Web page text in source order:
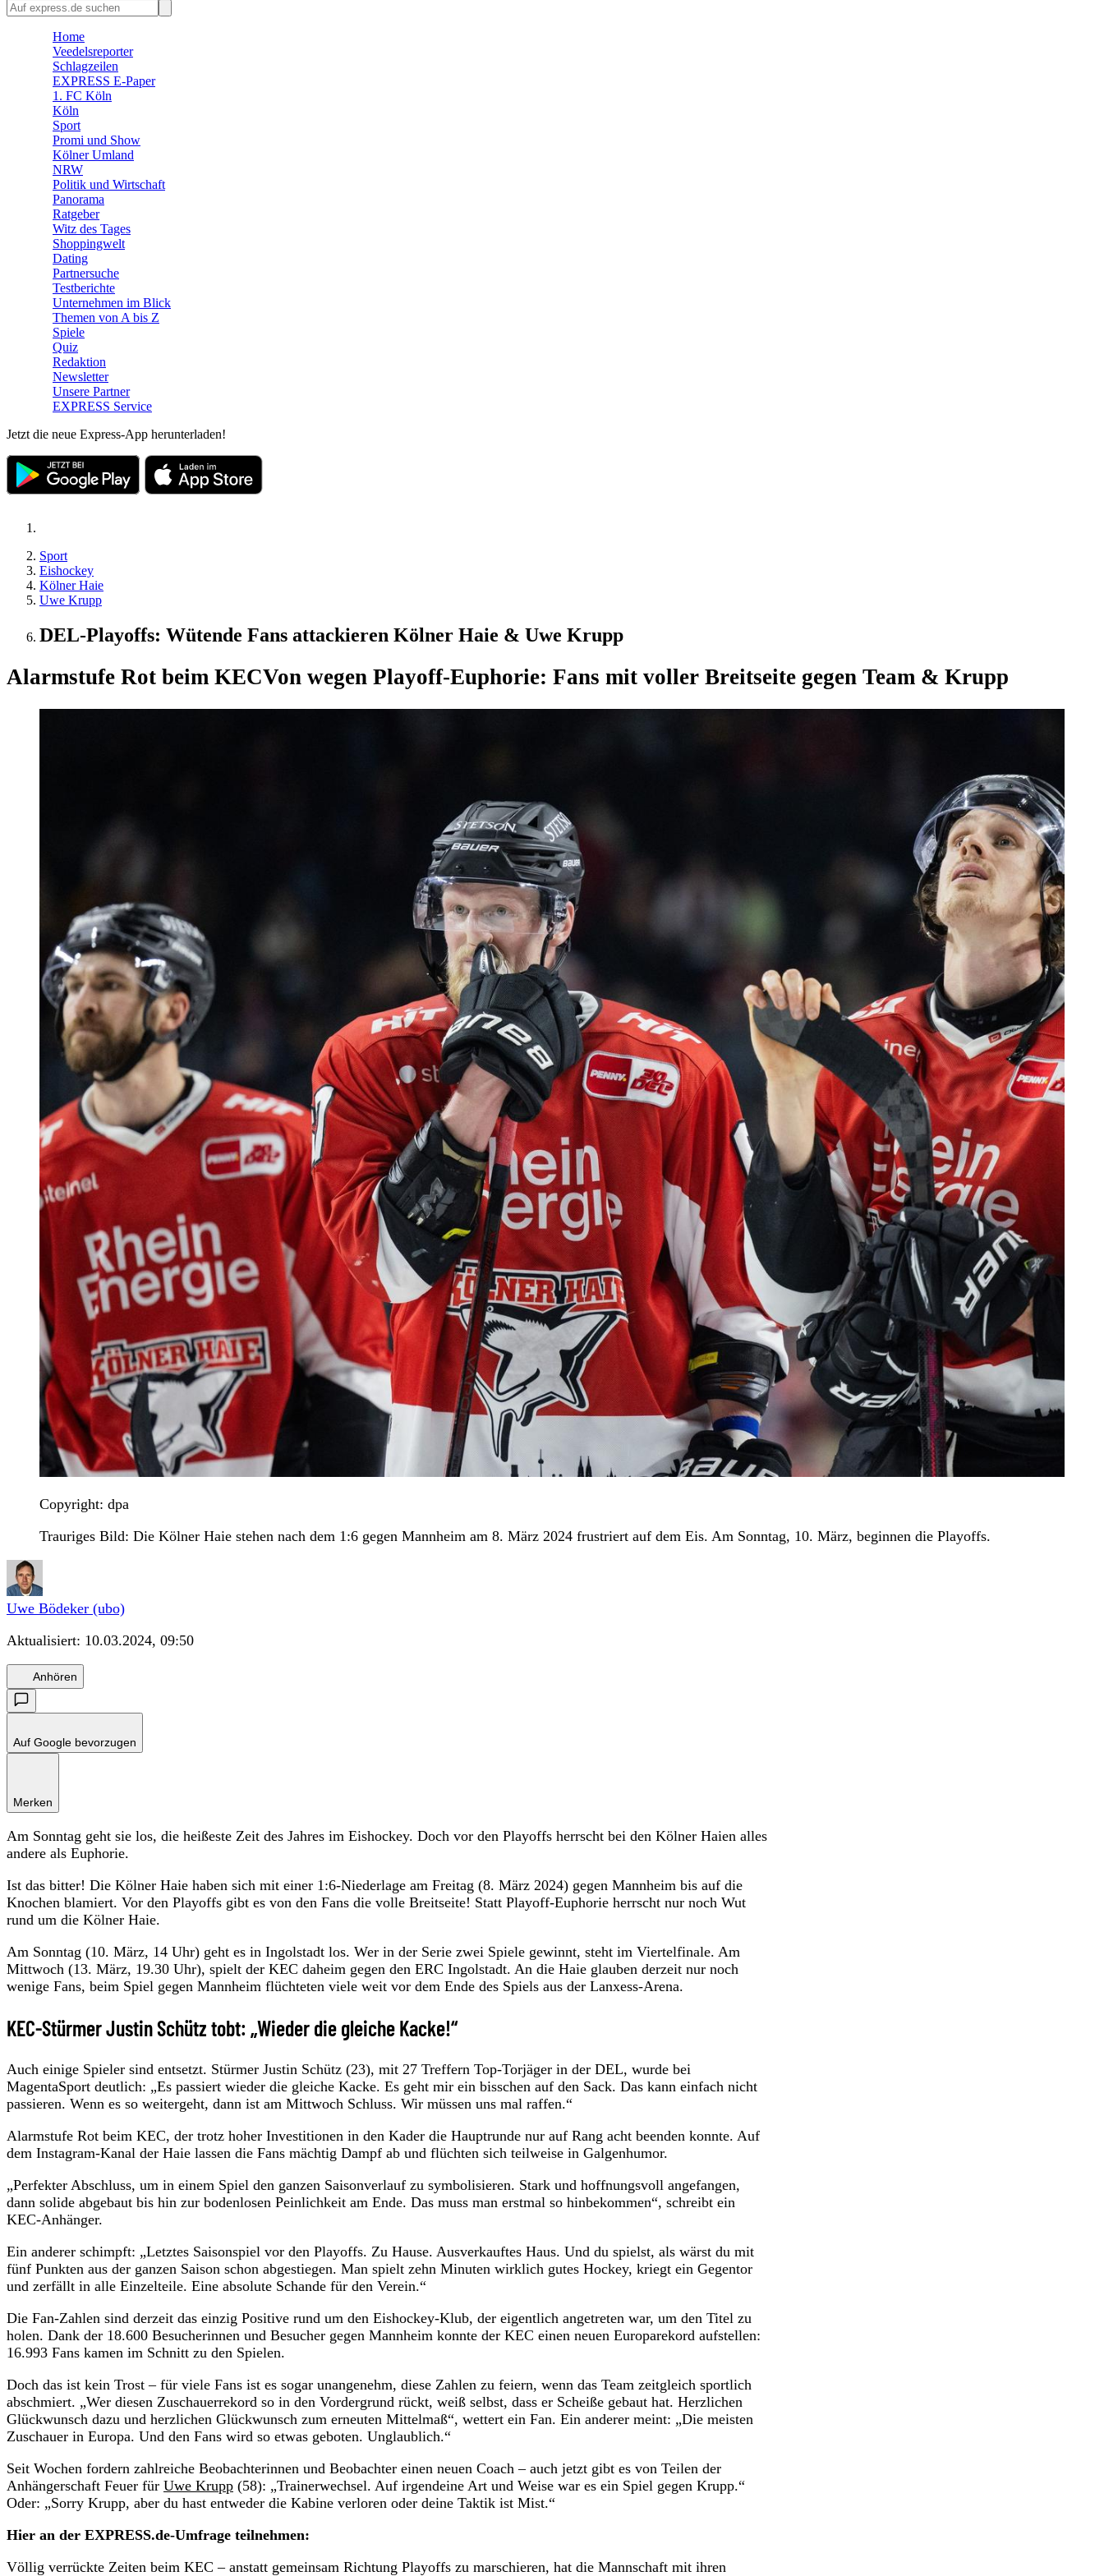
🛒 Shoppingwelt
Home
Veedelsreporter
Schlagzeilen
EXPRESS E-Paper
1. FC Köln
Köln
Sport
Promi und Show
Kölner Umland
NRW
Politik und Wirtschaft
Panorama
Ratgeber
Witz des Tages
Shoppingwelt
Dating
Partnersuche
Testberichte
Unternehmen im Blick
Themen von A bis Z
Spiele
Quiz
Redaktion
Newsletter
Unsere Partner
EXPRESS Service
Jetzt die neue Express-App herunterladen!
Sport
Eishockey
Kölner Haie
Uwe Krupp
DEL-Playoffs: Wütende Fans attackieren Kölner Haie & Uwe Krupp
Alarmstufe Rot beim KECVon wegen Playoff-Euphorie: Fans mit voller Breitseite gegen Team & Krupp
Copyright: dpa
Trauriges Bild: Die Kölner Haie stehen nach dem 1:6 gegen Mannheim am 8. März 2024 frustriert auf dem Eis. Am Sonntag, 10. März, beginnen die Playoffs.
Uwe Bödeker (ubo)
Aktualisiert: 10.03.2024, 09:50
Anhören
Auf Google bevorzugen
Merken
Am Sonntag geht sie los, die heißeste Zeit des Jahres im Eishockey. Doch vor den Playoffs herrscht bei den Kölner Haien alles
andere als Euphorie.
Ist das bitter! Die Kölner Haie haben sich mit einer 1:6-Niederlage am Freitag (8. März 2024) gegen Mannheim bis auf die
Knochen blamiert. Vor den Playoffs gibt es von den Fans die volle Breitseite! Statt Playoff-Euphorie herrscht nur noch Wut
rund um die Kölner Haie.
Am Sonntag (10. März, 14 Uhr) geht es in Ingolstadt los. Wer in der Serie zwei Spiele gewinnt, steht im Viertelfinale. Am
Mittwoch (13. März, 19.30 Uhr), spielt der KEC daheim gegen den ERC Ingolstadt. An die Haie glauben derzeit nur noch
wenige Fans, beim Spiel gegen Mannheim flüchteten viele weit vor dem Ende des Spiels aus der Lanxess-Arena.
KEC-Stürmer Justin Schütz tobt: „Wieder die gleiche Kacke!“
Auch einige Spieler sind entsetzt. Stürmer Justin Schütz (23), mit 27 Treffern Top-Torjäger in der DEL, wurde bei
MagentaSport deutlich: „Es passiert wieder die gleiche Kacke. Es geht mir ein bisschen auf den Sack. Das kann einfach nicht
passieren. Wenn es so weitergeht, dann ist am Mittwoch Schluss. Wir müssen uns mal raffen.“
Alarmstufe Rot beim KEC, der trotz hoher Investitionen in den Kader die Hauptrunde nur auf Rang acht beenden konnte. Auf
dem Instagram-Kanal der Haie lassen die Fans mächtig Dampf ab und flüchten sich teilweise in Galgenhumor.
„Perfekter Abschluss, um in einem Spiel den ganzen Saisonverlauf zu symbolisieren. Stark und hoffnungsvoll angefangen,
dann solide abgebaut bis hin zur bodenlosen Peinlichkeit am Ende. Das muss man erstmal so hinbekommen“, schreibt ein
KEC-Anhänger.
Ein anderer schimpft: „Letztes Saisonspiel vor den Playoffs. Zu Hause. Ausverkauftes Haus. Und du spielst, als wärst du mit
fünf Punkten aus der ganzen Saison schon abgestiegen. Man spielt zehn Minuten wirklich gutes Hockey, kriegt ein Gegentor
und zerfällt in alle Einzelteile. Eine absolute Schande für den Verein.“
Die Fan-Zahlen sind derzeit das einzig Positive rund um den Eishockey-Klub, der eigentlich angetreten war, um den Titel zu
holen. Dank der 18.600 Besucherinnen und Besucher gegen Mannheim konnte der KEC einen neuen Europarekord aufstellen:
16.993 Fans kamen im Schnitt zu den Spielen.
Doch das ist kein Trost – für viele Fans ist es sogar unangenehm, diese Zahlen zu feiern, wenn das Team zeitgleich sportlich
abschmiert. „Wer diesen Zuschauerrekord so in den Vordergrund rückt, weiß selbst, dass er Scheiße gebaut hat. Herzlichen
Glückwunsch dazu und herzlichen Glückwunsch zum erneuten Mittelmaß“, wettert ein Fan. Ein anderer meint: „Die meisten
Zuschauer in Europa. Und den Fans wird so etwas geboten. Unglaublich.“
Seit Wochen fordern zahlreiche Beobachterinnen und Beobachter einen neuen Coach – auch jetzt gibt es von Teilen der
Anhängerschaft Feuer für Uwe Krupp (58): „Trainerwechsel. Auf irgendeine Art und Weise war es ein Spiel gegen Krupp.“
Oder: „Sorry Krupp, aber du hast entweder die Kabine verloren oder deine Taktik ist Mist.“
Hier an der EXPRESS.de-Umfrage teilnehmen:
Völlig verrückte Zeiten beim KEC – anstatt gemeinsam Richtung Playoffs zu marschieren, hat die Mannschaft mit ihren